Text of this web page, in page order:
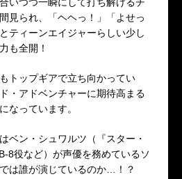
見られ、「ヘヘっ！」「よせっ
ティーンエイジャーらしい少し
も全開！
トップギアで立ち向かってい
・アドベンチャーに期待高まる
なっています。
ベン・シュワルツ（『スター・
8役など）が声優を務めているソ
は誰が演じているのか…！？